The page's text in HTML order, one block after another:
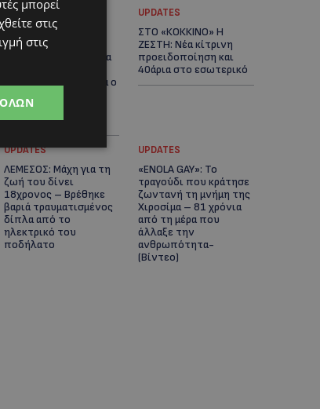
UPDATES
ΛΑΤΣΙΑ-ΓΕΡΙ: Στο
επίκεντρο η
δημιουργία δομών για
ανήλικους – Αντιδρά ο
προϋποθέσεις το
Κίνημα Οικολόγων
UPDATES
ΣΤΟ «ΚΟΚΚΙΝΟ» Η
ΖΕΣΤΗ: Νέα κίτρινη
προειδοποίηση και
40άρια στο εσωτερικό
UPDATES
ΛΕΜΕΣΟΣ: Μάχη για τη
ζωή του δίνει
18χρονος – Βρέθηκε
βαριά τραυματισμένος
δίπλα από το
ηλεκτρικό του
ποδήλατο
UPDATES
«ENOLA GAY»: Το
τραγούδι που κράτησε
ζωντανή τη μνήμη της
Χιροσίμα – 81 χρόνια
από τη μέρα που
άλλαξε την
ανθρωπότητα-
(Bίντεο)
μπορεί
στις
στις